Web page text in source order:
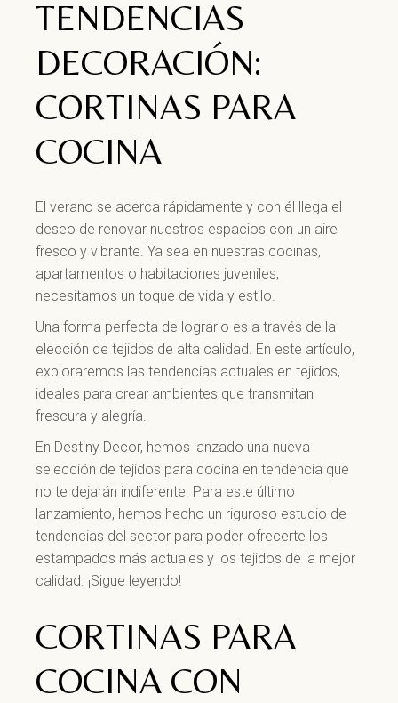
TENDENCIAS
DECORACIÓN:
CORTINAS PARA
COCINA
El verano se acerca rápidamente y con él llega el
deseo de renovar nuestros espacios con un aire
fresco y vibrante. Ya sea en nuestras cocinas,
apartamentos o habitaciones juveniles,
necesitamos un toque de vida y estilo.
Una forma perfecta de lograrlo es a través de la
elección de tejidos de alta calidad. En este artículo,
exploraremos las tendencias actuales en tejidos,
ideales para crear ambientes que transmitan
frescura y alegría.
En Destiny Decor, hemos lanzado una nueva
selección de tejidos para cocina en tendencia que
no te dejarán indiferente. Para este último
lanzamiento, hemos hecho un riguroso estudio de
tendencias del sector para poder ofrecerte los
estampados más actuales y los tejidos de la mejor
calidad. ¡Sigue leyendo!
CORTINAS PARA
COCINA CON